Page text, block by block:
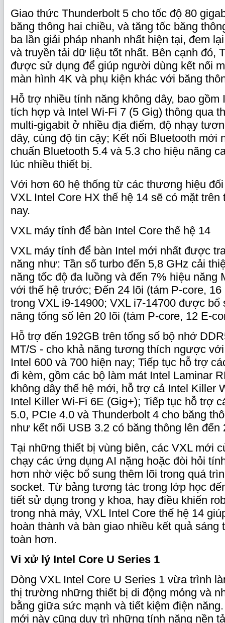
Giao thức Thunderbolt 5 cho tốc độ 80
băng thông hai chiều, và tăng tốc băng
ba lần giải pháp nhanh nhất hiện tại, đem
và truyền tải dữ liệu tốt nhất. Bên cạnh đó,
được sử dụng để giúp người dùng kết nối
màn hình 4K và phụ kiện khác với băng
Hỗ trợ nhiều tính năng không dây, bao gồm
tích hợp và Intel Wi-Fi 7 (5 Gig) thông qua
multi-gigabit ở nhiều địa điểm, độ nhạy
dây, cùng độ tin cậy; Kết nối Bluetooth mới
chuẩn Bluetooth 5.4 và 5.3 cho hiệu năng
lúc nhiều thiết bị.
Với hơn 60 hệ thống từ các thương hiệu
VXL Intel Core HX thế hệ 14 sẽ có mặt
nay.
VXL máy tính để bàn Intel Core thế hệ 14
VXL máy tính để bàn Intel mới nhất được
năng như: Tần số turbo đến 5,8 GHz cải
năng tốc độ đa luồng và đến 7% hiệu năng
với thế hệ trước; Đến 24 lõi (tám P-core, 16
trong VXL i9-14900; VXL i7-14700 được bổ
nâng tổng số lên 20 lõi (tám P-core, 12 E-
Hỗ trợ đến 192GB trên tổng số bộ nhớ
MT/S - cho khả năng tương thích ngược
Intel 600 và 700 hiện nay; Tiếp tục hỗ trợ
đi kèm, gồm các bộ làm mát Intel Laminar
không dây thế hệ mới, hỗ trợ cả Intel Killer
Intel Killer Wi-Fi 6E (Gig+); Tiếp tục hỗ trợ
5.0, PCIe 4.0 và Thunderbolt 4 cho băng
như kết nối USB 3.2 có băng thông lên đến
Tại những thiết bị vùng biên, các VXL mới
chạy các ứng dụng AI nặng hoặc đòi hỏi
hơn nhờ việc bổ sung thêm lõi trong quá
socket. Từ bảng tương tác trong lớp học
tiết sử dụng trong y khoa, hay điều khiển
trong nhà máy, VXL Intel Core thế hệ 14
hoàn thành và bàn giao nhiều kết quả sáng
toàn hơn.
Vi xử lý Intel Core U Series 1
Dòng VXL Intel Core U Series 1 vừa trình
thị trường những thiết bị di động mỏng và
bằng giữa sức mạnh và tiết kiệm điện
mới này cũng duy trì những tính năng nền